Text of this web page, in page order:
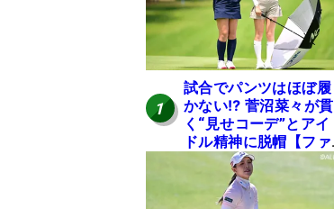
1
試合でパンツはほぼ履
かない⁉ 菅沼菜々が貫
く“見せコーデ”とアイ
ドル精神に脱帽【ファ
ンが選ぶ神10】